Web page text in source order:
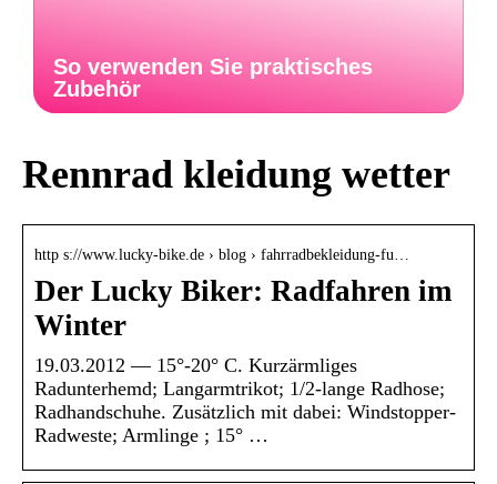
So verwenden Sie praktisches
Zubehör
Rennrad kleidung wetter
http s://www.lucky-bike.de › blog › fahrradbekleidung-fu…
Der Lucky Biker: Radfahren im
Winter
19.03.2012 — 15°-20° C. Kurzärmliges
Radunterhemd; Langarmtrikot; 1/2-lange Radhose;
Radhandschuhe. Zusätzlich mit dabei: Windstopper-
Radweste; Armlinge ; 15° …